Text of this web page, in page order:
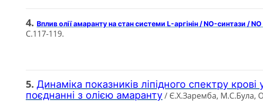
4. Вплив олії амаранту на стан системи L-аргінін / NO-синтази /
С.117-119.
5. Динаміка показників ліпідного спектру крові
поєднанні з олією амаранту/ Є.Х.Заремба, М.С.Була,